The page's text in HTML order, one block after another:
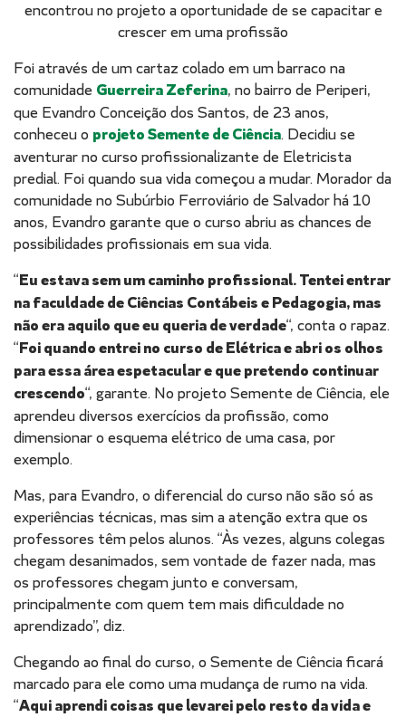
encontrou no projeto a oportunidade de se capacitar e
crescer em uma profissão
Foi através de um cartaz colado em um barraco na
comunidade Guerreira Zeferina, no bairro de Periperi,
que Evandro Conceição dos Santos, de 23 anos,
conheceu o projeto Semente de Ciência. Decidiu se
aventurar no curso profissionalizante de Eletricista
predial. Foi quando sua vida começou a mudar. Morador da
comunidade no Subúrbio Ferroviário de Salvador há 10
anos, Evandro garante que o curso abriu as chances de
possibilidades profissionais em sua vida.
“Eu estava sem um caminho profissional. Tentei entrar
na faculdade de Ciências Contábeis e Pedagogia, mas
não era aquilo que eu queria de verdade“, conta o rapaz.
“Foi quando entrei no curso de Elétrica e abri os olhos
para essa área espetacular e que pretendo continuar
crescendo“, garante. No projeto Semente de Ciência, ele
aprendeu diversos exercícios da profissão, como
dimensionar o esquema elétrico de uma casa, por
exemplo.
Mas, para Evandro, o diferencial do curso não são só as
experiências técnicas, mas sim a atenção extra que os
professores têm pelos alunos. “Às vezes, alguns colegas
chegam desanimados, sem vontade de fazer nada, mas
os professores chegam junto e conversam,
principalmente com quem tem mais dificuldade no
aprendizado”, diz.
Chegando ao final do curso, o Semente de Ciência ficará
marcado para ele como uma mudança de rumo na vida.
“Aqui aprendi coisas que levarei pelo resto da vida e